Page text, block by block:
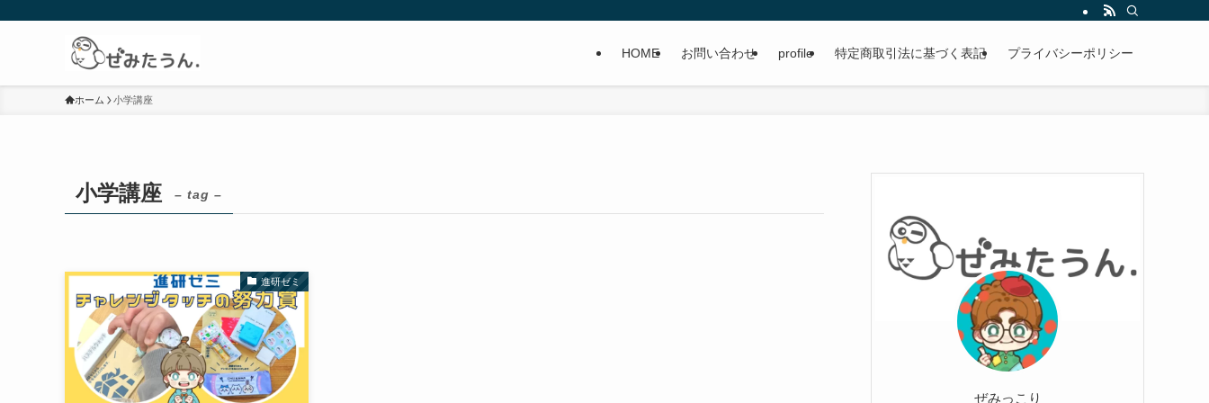
HOME お問い合わせ profile 特定商取引法に基づく表記 プライバシーポリシー
ホーム 小学講座
小学講座 – tag –
進研ゼミ
ぜみっこり